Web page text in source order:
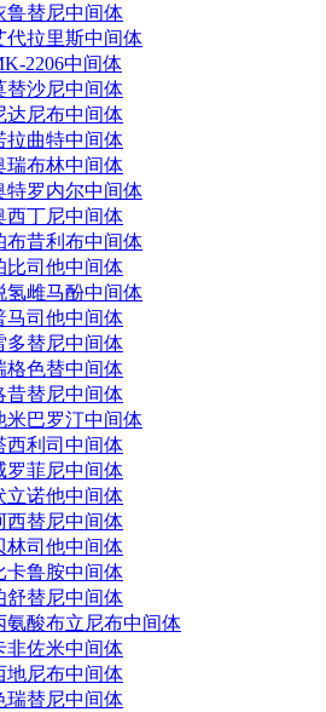
鲁替尼中间体
代拉里斯中间体
2206中间体
替沙尼中间体
达尼布中间体
拉曲特中间体
瑞布林中间体
特罗内尔中间体
西丁尼中间体
布昔利布中间体
比司他中间体
氢雌马酚中间体
马司他中间体
多替尼中间体
格色替中间体
昔替尼中间体
米巴罗汀中间体
西利司中间体
罗菲尼中间体
立诺他中间体
西替尼中间体
林司他中间体
卡鲁胺中间体
舒替尼中间体
氨酸布立尼布中间体
非佐米中间体
地尼布中间体
瑞替尼中间体